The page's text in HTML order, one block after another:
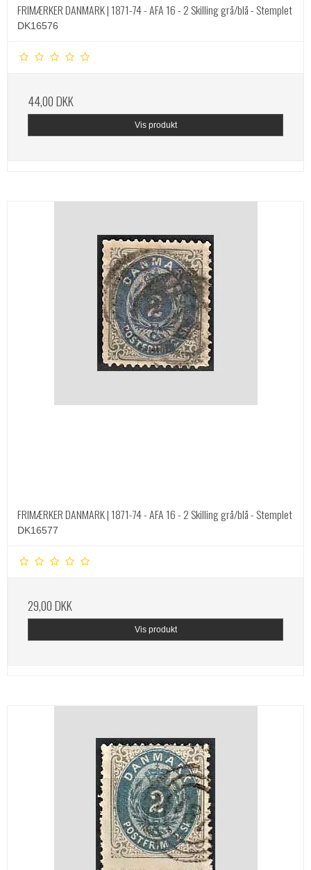
FRIMÆRKER DANMARK | 1871-74 - AFA 16 - 2 Skilling grå/blå - Stemplet
DK16576
44,00 DKK
Vis produkt
FRIMÆRKER DANMARK | 1871-74 - AFA 16 - 2 Skilling grå/blå - Stemplet
DK16577
29,00 DKK
Vis produkt